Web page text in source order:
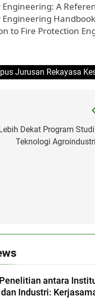
Engineering: A
Engineering
to Fire Protection
Jurusan Rekayasa
Dekat Program
Teknologi
antara
Industri: